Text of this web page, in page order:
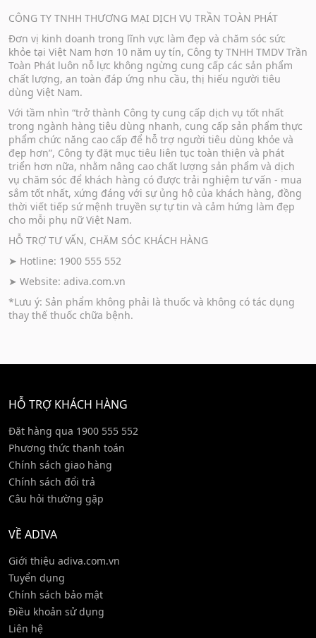
CÔNG TY TNHH THƯƠNG MẠI DỊCH VỤ TRẦN TOÀN PHÁT
Đơn vị kinh doanh trong lĩnh vực làm đẹp và chăm sóc sức
khỏe tại Việt Nam hơn 10 năm uy tín, Công ty TNHH TMDV Trần
Toàn Phát luôn nỗ lực không ngừng cung cấp các sản phẩm
chất lượng, an toàn đáp ứng nhu cầu, thị hiếu người tiêu
dùng Việt Nam.
Với tầm nhìn “trở thành Công ty cung cấp dịch vụ tốt nhất
trong ngành hàng tiêu dùng nhanh, cung cấp sản phẩm thực
phẩm chức năng cao cấp để hỗ trợ người tiêu dùng khỏe và
đẹp hơn”, Công ty đặt mục tiêu liên tục toàn thiện và phát
triển hơn nữa, nhằm nâng cao chất lượng sản phẩm và dịch
vụ chăm sóc để khách hàng có được trải nghiệm tư vấn - mua
sắm tốt nhất, xứng đáng với sự ủng hộ của khách hàng, đồng
thời viết tiếp sứ mệnh truyền sự tự tin và cảm hứng làm đẹp
cho mỗi phụ nữ Việt Nam.
HỖ TRỢ TƯ VẤN, CHĂM SÓC KHÁCH HÀNG
➤ Hotline: 1900 555 552
➤ Website: adiva.com.vn
*Lưu ý: Sản phẩm không phải là thuốc và không có tác dụng
thay thế thuốc chữa bệnh.
HỖ TRỢ KHÁCH HÀNG
Đặt hàng qua 1900 555 552
Phương thức thanh toán
Chính sách giao hàng
Chính sách đổi trả
Câu hỏi thường gặp
VỀ ADIVA
Giới thiệu adiva.com.vn
Tuyển dụng
Chính sách bảo mật
Điều khoản sử dụng
Liên hệ